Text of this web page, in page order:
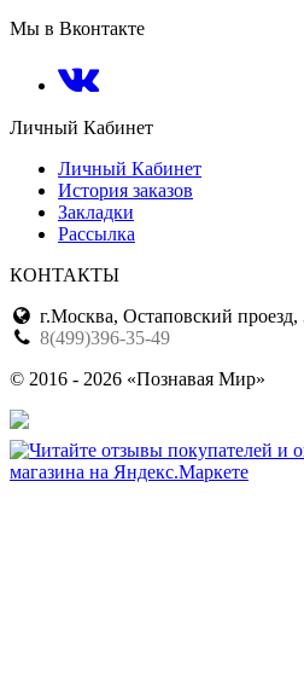
Мы в Вконтакте
Личный Кабинет
Личный Кабинет
История заказов
Закладки
Рассылка
КОНТАКТЫ
г.Москва, Остаповский проезд,
8(499)396-35-49
© 2016 - 2026 «Познавая Мир»